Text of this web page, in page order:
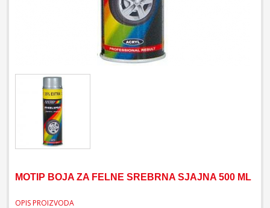
MOTIP BOJA ZA FELNE SREBRNA SJAJNA 500 ML
OPIS PROIZVODA